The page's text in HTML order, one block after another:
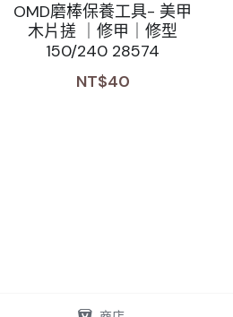
OMD磨棒保養工具- 美甲
木片搓 ｜修甲｜修型
150/240 28574
NT$40